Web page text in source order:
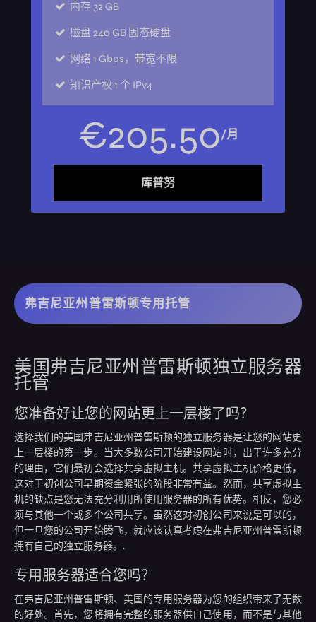
内存 32 GB
磁盘240 GB 固态硬盘
网络 1 Gbps，带宽不限
知识产权 1 个 IPv4
€205.50/月
库普努
弗吉尼亚州普雷斯顿专用托管
美国弗吉尼亚州普雷斯顿独立服务器
托管
您准备好让您的网站更上一层楼了吗？
选择我们的美国弗吉尼亚州普雷斯顿的独立服务器是让您的网站更
上一层楼的第一步。当大多数公司开始建设网站时，出于许多充分
的理由，它们最初会选择共享虚拟主机。共享虚拟主机价格更低，
这对于初创公司早期资金紧张的阶段非常有益。然而，共享虚拟主
机的缺点是您无法充分利用所使用服务器的所有优势。相反，您必
须与其他一个或多个公司共享。虽然这对初创公司来说是可以的，
但一旦您的公司开始腾飞，就应该认真考虑在弗吉尼亚州普雷斯顿
拥有自己的独立服务器。.
专用服务器适合您吗？
在弗吉尼亚州普雷斯顿、美国的专用服务器为您的组织带来了无数
的好处。首先，您将拥有完整的服务器供自己使用，而不是与其他